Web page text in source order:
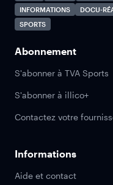
INFORMATIONS
DOCU-
SPORTS
Abonnement
S'abonner à TVA Sports
S'abonner à illico+
Contactez votre
Informations
Aide et contact